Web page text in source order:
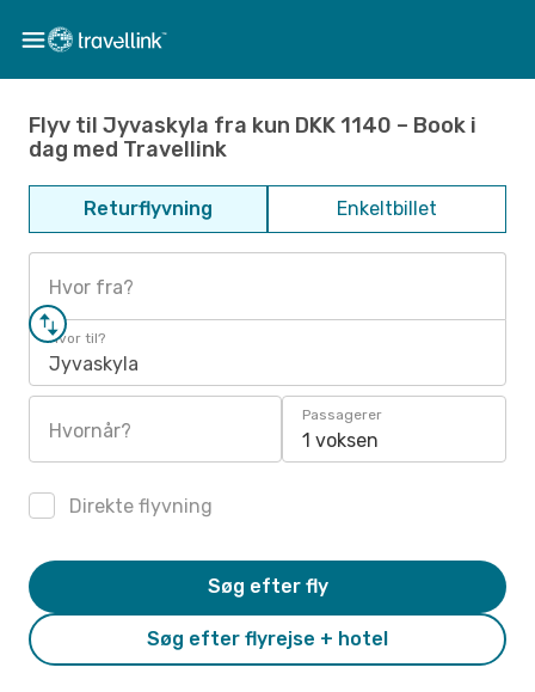
Flyv til Jyvaskyla fra kun DKK 1140 – Book i
dag med Travellink
Returflyvning Enkeltbillet
Hvor fra?
Hvor til?
Jyvaskyla
Hvornår?
Passagerer
1 voksen
Direkte flyvning
Søg efter flyrejse + hotel
Søg efter fly